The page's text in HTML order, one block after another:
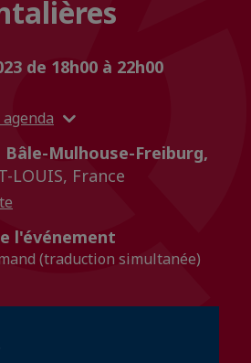
de 18h00 à 22h00
Mulhouse-Freiburg,
LOUIS, France
l'événement
(traduction simultanée)